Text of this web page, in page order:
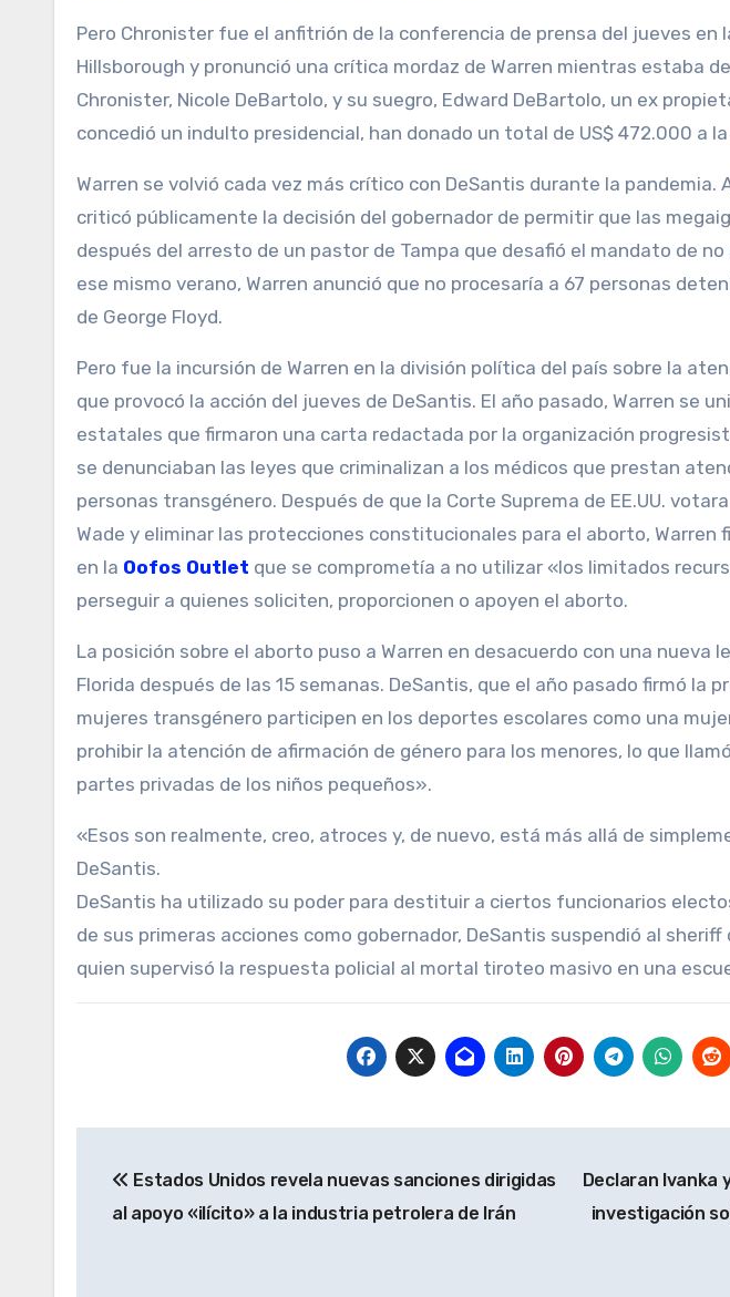
Pero Chronister fue el anfitrión de la conferencia de prensa del jueves en
Hillsborough y pronunció una crítica mordaz de Warren mientras estaba
Chronister, Nicole DeBartolo, y su suegro, Edward DeBartolo, un ex
concedió un indulto presidencial, han donado un total de US$ 472.000 a
Warren se volvió cada vez más crítico con DeSantis durante la pandemia.
criticó públicamente la decisión del gobernador de permitir que las
después del arresto de un pastor de Tampa que desafió el mandato de
ese mismo verano, Warren anunció que no procesaría a 67 personas
de George Floyd.
Pero fue la incursión de Warren en la división política del país sobre la
que provocó la acción del jueves de DeSantis. El año pasado, Warren se
estatales que firmaron una carta redactada por la organización
se denunciaban las leyes que criminalizan a los médicos que prestan
personas transgénero. Después de que la Corte Suprema de EE.UU.
Wade y eliminar las protecciones constitucionales para el aborto,
en la Oofos Outlet que se comprometía a no utilizar «los limitados
perseguir a quienes soliciten, proporcionen o apoyen el aborto.
La posición sobre el aborto puso a Warren en desacuerdo con una nueva
Florida después de las 15 semanas. DeSantis, que el año pasado firmó la
mujeres transgénero participen en los deportes escolares como una
prohibir la atención de afirmación de género para los menores, lo que
partes privadas de los niños pequeños».
«Esos son realmente, creo, atroces y, de nuevo, está más allá de
DeSantis.
DeSantis ha utilizado su poder para destituir a ciertos funcionarios
de sus primeras acciones como gobernador, DeSantis suspendió al
quien supervisó la respuesta policial al mortal tiroteo masivo en una
de
Estados Unidos revela nuevas sanciones dirigidas
al apoyo «ilícito» a la industria petrolera de Irán
Declaran Ivanka
investigación